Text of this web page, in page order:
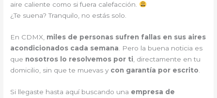
aire caliente como si fuera calefacción.
¿Te suena? Tranquilo, no estás solo.
En CDMX, miles de personas sufren fallas en sus aires
acondicionados cada semana . Pero la buena noticia es
que nosotros lo resolvemos por ti , directamente en tu
domicilio, sin que te muevas y con garantía por escrito
Si llegaste hasta aquí buscando una empresa de